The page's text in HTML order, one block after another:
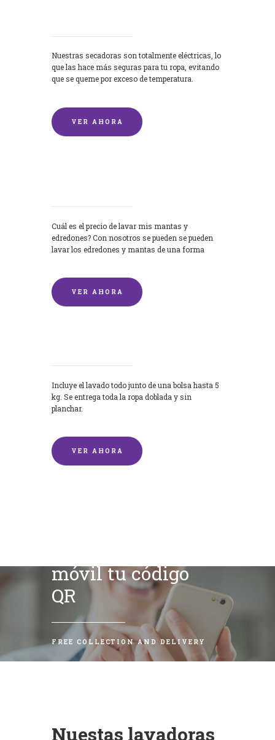
Nuestras secadoras son totalmente eléctricas, lo
que las hace más seguras para tu ropa, evitando
que se queme por exceso de temperatura.
VER AHORA
Cuál es el precio de lavar mis mantas y
edredones? Con nosotros se pueden se pueden
lavar los edredones y mantas de una forma
VER AHORA
Incluye el lavado todo junto de una bolsa hasta 5
kg. Se entrega toda la ropa doblada y sin
planchar.
VER AHORA
móvil tu código
QR
FREE COLLECTION AND DELIVERY
Nuestas lavadoras